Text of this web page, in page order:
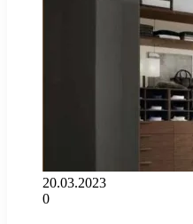
20.03.2023
0